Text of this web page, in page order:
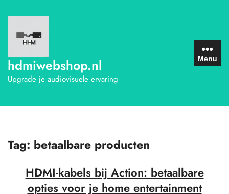
naar
inhoud
hdmiwebshop.nl
Upgrade je audiovisuele ervaring
Menu
Tag: betaalbare producten
HDMI-kabels bij Action: betaalbare
opties voor je home entertainment